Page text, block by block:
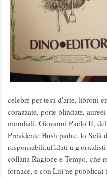
celebre per testi d'arte, libroni
corazzate, porte blindate,
mondiali, Giovanni Paolo II,
Presidente Bush padre, lo
responsabili,affidati a
collana Ragione e Tempo, che
fornace, e con Lui ne pubblicai